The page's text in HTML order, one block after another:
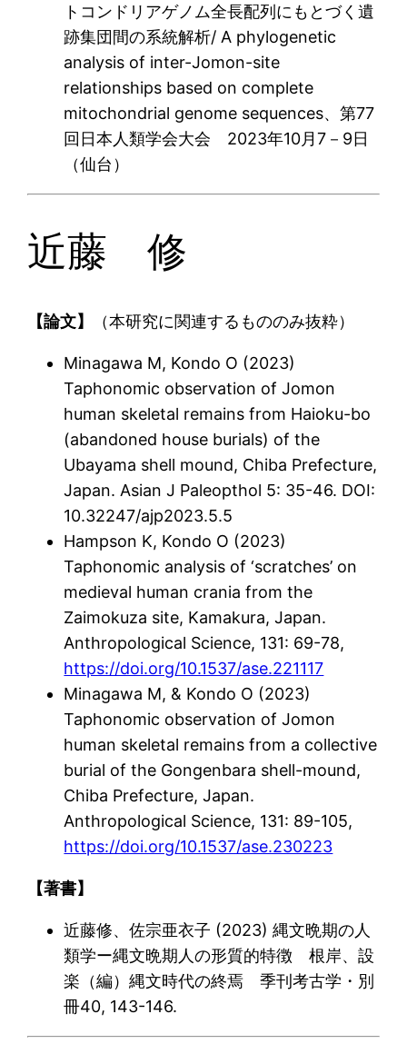
トコンドリアゲノム全長配列にもとづく遺
跡集団間の系統解析/ A phylogenetic
analysis of inter-Jomon-site
relationships based on complete
mitochondrial genome sequences、第77
回日本人類学会大会 2023年10月7－9日
（仙台）
近藤 修
【論文】 （本研究に関連するもののみ抜粋）
Minagawa M, Kondo O (2023)
Taphonomic observation of Jomon
human skeletal remains from Haioku-bo
(abandoned house burials) of the
Ubayama shell mound, Chiba Prefecture,
Japan. Asian J Paleopthol 5: 35-46. DOI:
10.32247/ajp2023.5.5
Hampson K, Kondo O (2023)
Taphonomic analysis of ‘scratches’ on
medieval human crania from the
Zaimokuza site, Kamakura, Japan.
Anthropological Science, 131: 69-78,
https://doi.org/10.1537/ase.221117
Minagawa M, & Kondo O (2023)
Taphonomic observation of Jomon
human skeletal remains from a collective
burial of the Gongenbara shell-mound,
Chiba Prefecture, Japan.
Anthropological Science, 131: 89-105,
https://doi.org/10.1537/ase.230223
【著書】
近藤修、佐宗亜衣子 (2023) 縄文晩期の人
類学ー縄文晩期人の形質的特徴 根岸、設
楽（編）縄文時代の終焉 季刊考古学・別
冊40, 143-146.